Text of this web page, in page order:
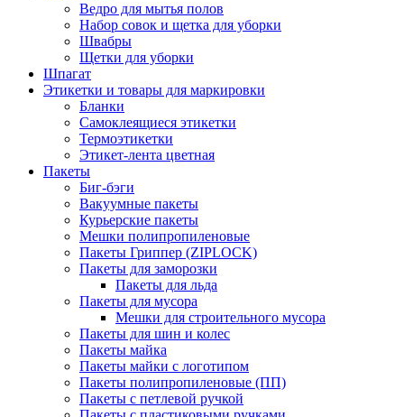
Ведро для мытья полов
Набор совок и щетка для уборки
Швабры
Щетки для уборки
Шпагат
Этикетки и товары для маркировки
Бланки
Самоклеящиеся этикетки
Термоэтикетки
Этикет-лента цветная
Пакеты
Биг-бэги
Вакуумные пакеты
Курьерские пакеты
Мешки полипропиленовые
Пакеты Гриппер (ZIPLOCK)
Пакеты для заморозки
Пакеты для льда
Пакеты для мусора
Мешки для строительного мусора
Пакеты для шин и колес
Пакеты майка
Пакеты майки с логотипом
Пакеты полипропиленовые (ПП)
Пакеты с петлевой ручкой